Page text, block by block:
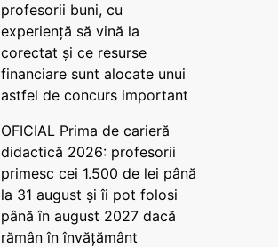
profesorii buni, cu
experiență să vină la
corectat și ce resurse
financiare sunt alocate unui
astfel de concurs important
OFICIAL Prima de carieră
didactică 2026: profesorii
primesc cei 1.500 de lei până
la 31 august și îi pot folosi
până în august 2027 dacă
rămân în învățământ